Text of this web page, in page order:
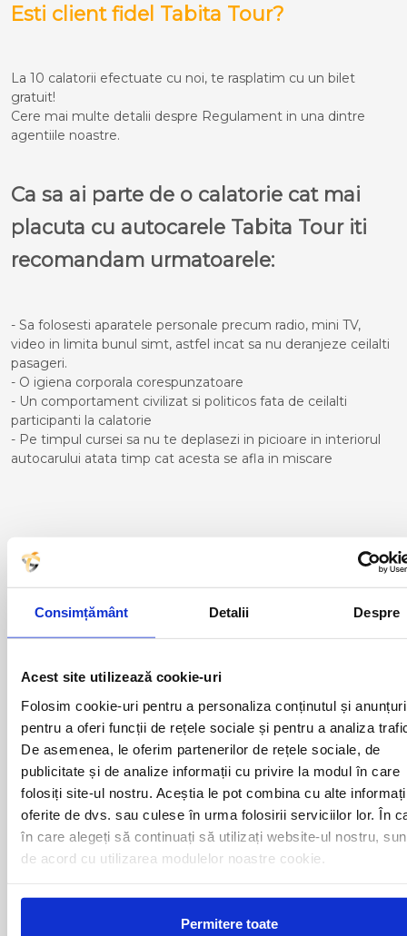
Consimțământ Detalii Despre
Acest site utilizează cookie-uri
Folosim cookie-uri pentru a personaliza conținutul și
pentru a oferi funcții de rețele sociale și pentru a analiza
De asemenea, le oferim partenerilor de rețele sociale, de
publicitate și de analize informații cu privire la modul în care
folosiți site-ul nostru. Aceștia le pot combina cu alte
oferite de dvs. sau culese în urma folosirii serviciilor lor. În
în care alegeți să continuați să utilizați website-ul nostru,
de acord cu utilizarea modulelor noastre cookie.
Permitere toate
Esti client fidel Tabita Tour?
La 10 calatorii efectuate cu noi, te rasplatim cu un bilet
gratuit!
Cere mai multe detalii despre Regulament in una dintre
agentiile noastre.
Ca sa ai parte de o calatorie cat mai
placuta cu autocarele Tabita Tour iti
recomandam urmatoarele:
- Sa folosesti aparatele personale precum radio, mini TV,
video in limita bunul simt, astfel incat sa nu deranjeze ceilalti
pasageri.
- O igiena corporala corespunzatoare
- Un comportament civilizat si politicos fata de ceilalti
participanti la calatorie
- Pe timpul cursei sa nu te deplasezi in picioare in interiorul
autocarului atata timp cat acesta se afla in miscare
Curse din Romania catre
TOULOUSE:
ADJUD
AIUD
ALESD
ALEXANDRIA
BACAU
BAIA MARE
BAILE HERCULANE
BAILESTI
BALS-IS
BALS-OT
BARCA
MAGLAVIT
MEDGIDIA
MIZIL
MOINESTI
NUSFALAU
OLTENITA
ONESTI
ORADEA
ORSOVA
PASCANI
PISCU VECHI